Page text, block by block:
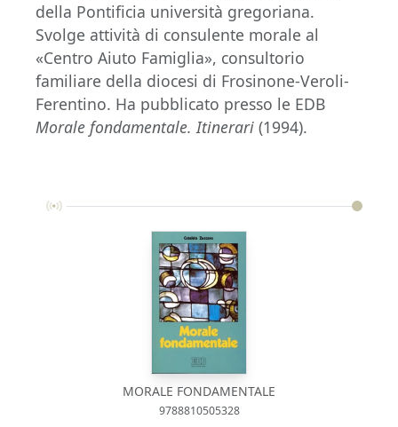
della Pontificia università gregoriana.
Svolge attività di consulente morale al
«Centro Aiuto Famiglia», consultorio
familiare della diocesi di Frosinone-Veroli-
Ferentino. Ha pubblicato presso le EDB
Morale fondamentale. Itinerari (1994).
MORALE FONDAMENTALE
9788810505328